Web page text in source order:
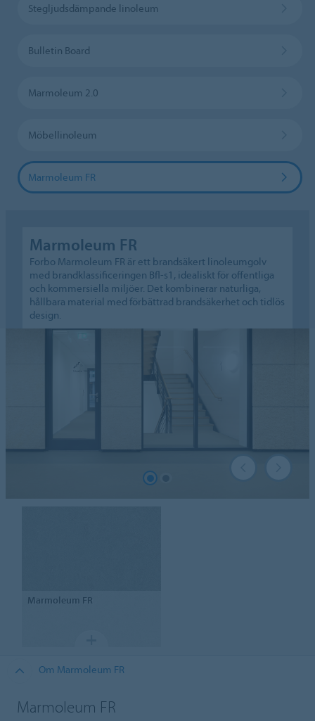
Stegljudsdämpande linoleum
Bulletin Board
Marmoleum 2.0
Möbellinoleum
Marmoleum FR
Marmoleum FR
Forbo Marmoleum FR är ett brandsäkert linoleumgolv
med brandklassificeringen Bfl-s1, idealiskt för offentliga
och kommersiella miljöer. Det kombinerar naturliga,
hållbara material med förbättrad brandsäkerhet och tidlös
design.
Marmoleum FR
Om Marmoleum FR
Marmoleum FR